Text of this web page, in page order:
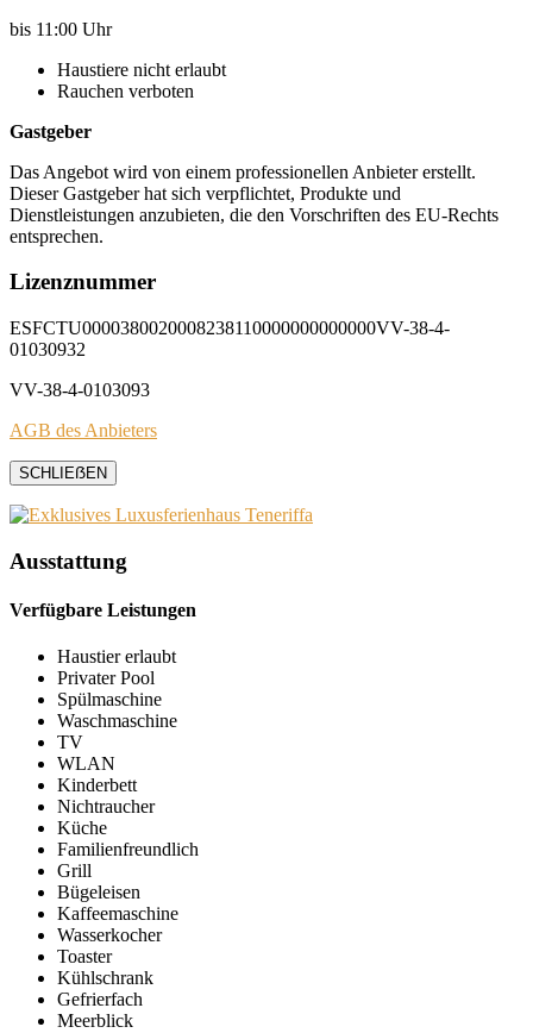
bis 11:00 Uhr
Haustiere nicht erlaubt
Rauchen verboten
Gastgeber
Das Angebot wird von einem professionellen Anbieter erstellt.
Dieser Gastgeber hat sich verpflichtet, Produkte und
Dienstleistungen anzubieten, die den Vorschriften des EU-Rechts
entsprechen.
Lizenznummer
ESFCTU0000380020008238110000000000000VV-38-4-
01030932
VV-38-4-0103093
AGB des Anbieters
SCHLIEẞEN
Ausstattung
Verfügbare Leistungen
Haustier erlaubt
Privater Pool
Spülmaschine
Waschmaschine
TV
WLAN
Kinderbett
Nichtraucher
Küche
Familienfreundlich
Grill
Bügeleisen
Kaffeemaschine
Wasserkocher
Toaster
Kühlschrank
Gefrierfach
Meerblick